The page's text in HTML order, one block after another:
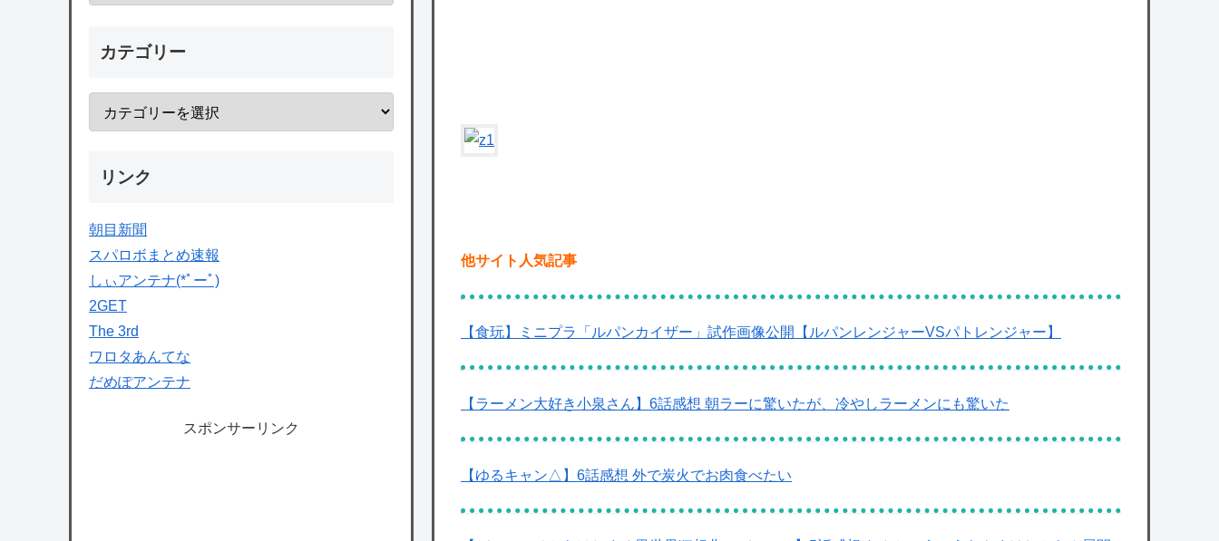
★【ワートリ】2周目も全員でやる隊と分担
他サイト人気記事
【食玩】ミニプラ「ルパンカイザー」試作画像公開【ルパンレンジャーVSパトレンジャー】
【ラーメン大好き小泉さん】6話感想 朝ラーに驚いたが、冷やしラーメンにも驚いた
【ゆるキャン△】6話感想 外で炭火でお肉食べたい
カテゴリー
リンク
朝目新聞
スパロボまとめ速報
しぃアンテナ(*ﾟーﾟ)
2GET
The 3rd
ワロタあんてな
だめぽアンテナ
スポンサーリンク